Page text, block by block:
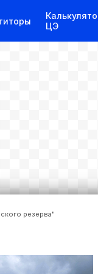
ЦЭ
резерва"